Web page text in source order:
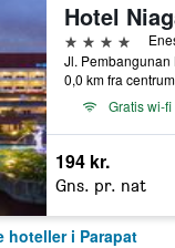
Hotel
4 stjerner
0,0 km fra centrum
Gratis wi-fi
194 kr.
Gns. pr. nat
hoteller i Parapat